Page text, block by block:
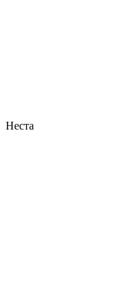
Неста